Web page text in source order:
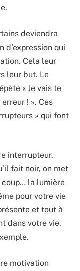
deviendra
d’expression qui
Cela leur
leur but. Le
« Je vais te
! ». Ces
» qui font
interrupteur.
fait noir, on met
coup… la lumière
pour votre vie
et tout à
dans votre vie.
motivation